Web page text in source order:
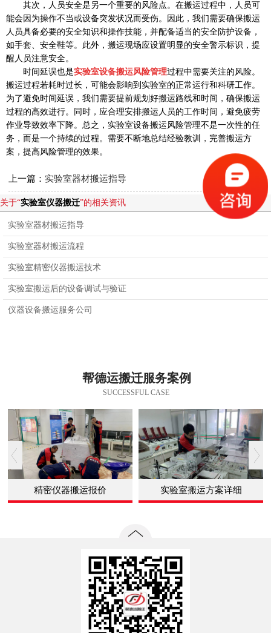
其次，人员安全是另一个重要的风险点。在搬运过程中，人员可
能会因为操作不当或设备突发状况而受伤。因此，我们需要确保搬运
人员具备必要的安全知识和操作技能，并配备适当的安全防护设备，
如手套、安全鞋等。此外，搬运现场应设置明显的安全警示标识，提
醒人员注意安全。
时间延误也是实验室设备搬运风险管理过程中需要关注的风险。
搬运过程若耗时过长，可能会影响到实验室的正常运行和科研工作。
为了避免时间延误，我们需要提前规划好搬运路线和时间，确保搬运
过程的高效进行。同时，应合理安排搬运人员的工作时间，避免疲劳
作业导致效率下降。总之，实验室设备搬运风险管理不是一次性的任
务，而是一个持续的过程。需要不断地总结经验教训，完善搬运方
案，提高风险管理的效果。
上一篇： 实验室器材搬运指导
关于“实验室仪器搬迁”的相关资讯
实验室器材搬运指导
实验室器材搬运流程
实验室精密仪器搬运技术
实验室搬运后的设备调试与验证
仪器设备搬运服务公司
帮德运搬迁服务案例
SUCCESSFUL CASE
精密仪器搬运报价 实验室搬运方案详细